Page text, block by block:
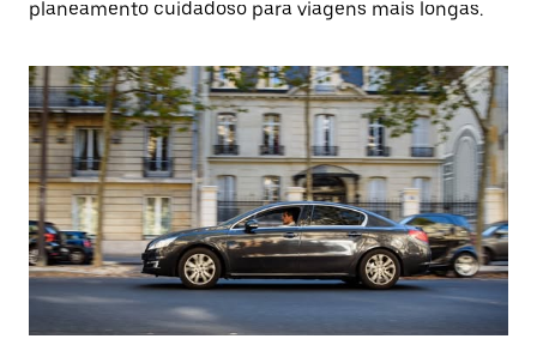
planeamento cuidadoso para viagens mais longas.